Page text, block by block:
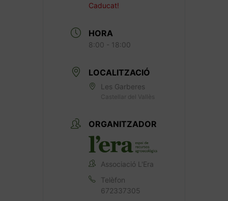
Caducat!
HORA
8:00 - 18:00
LOCALITZACIÓ
Les Garberes
Castellar del Vallès
ORGANITZADOR
Associació L'Era
Telèfon
672337305